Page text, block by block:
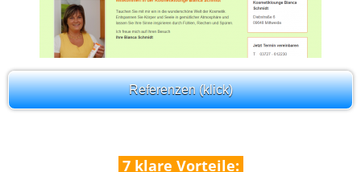
Referenzen (klick)
7 klare Vorteile: